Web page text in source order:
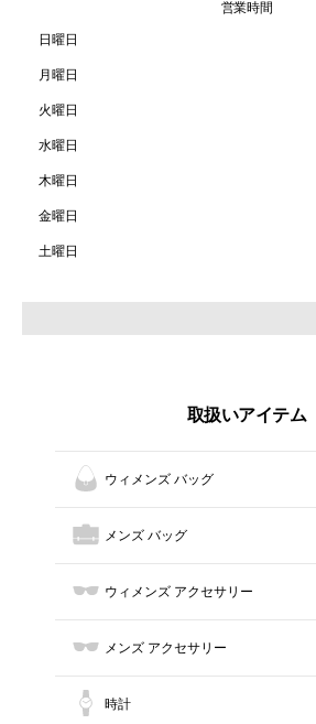
営業時間
日曜日
月曜日
火曜日
水曜日
木曜日
金曜日
土曜日
取扱いアイテム
ウィメンズ バッグ
メンズ バッグ
ウィメンズ アクセサリー
メンズ アクセサリー
時計